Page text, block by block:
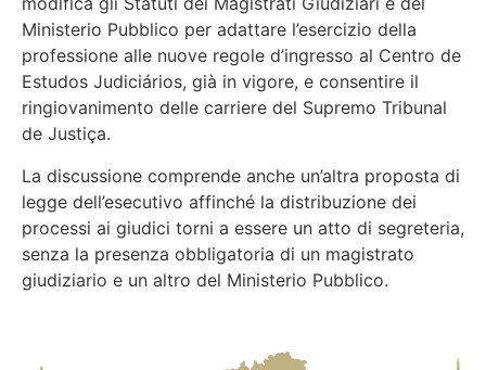
Ministerio Pubblico per adattare l’esercizio della
professione alle nuove regole d’ingresso al Centro de
Estudos Judiciários, già in vigore, e consentire il
ringiovanimento delle carriere del Supremo Tribunal
de Justiça.
La discussione comprende anche un’altra proposta di
legge dell’esecutivo affinché la distribuzione dei
processi ai giudici torni a essere un atto di segreteria,
senza la presenza obbligatoria di un magistrato
giudiziario e un altro del Ministerio Pubblico.